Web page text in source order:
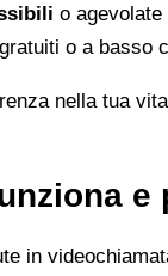
o
gratuiti o a basso
nella tua
e
in